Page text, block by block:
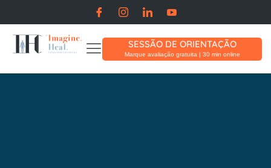
SESSÃO DE ORIENTAÇÃO
Marque avaliação gratuita | 30 min online